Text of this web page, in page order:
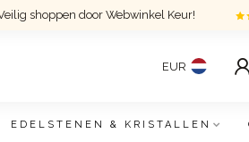
shoppen door Webwinkel Keur!
EUR
EDELSTENEN & KRISTALLEN